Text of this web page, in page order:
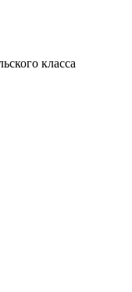
класса